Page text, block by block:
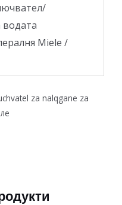
водата
Miele /
za nalqgane za